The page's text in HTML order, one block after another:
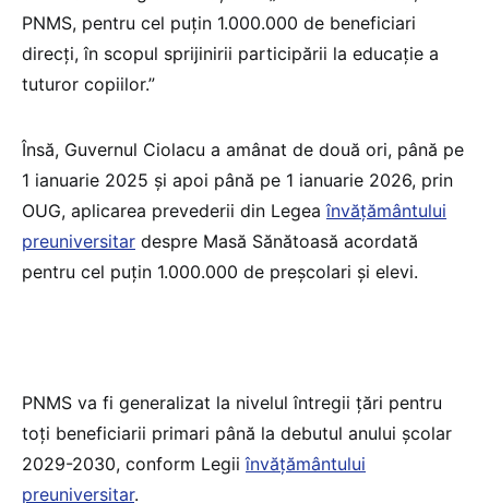
PNMS, pentru cel puțin 1.000.000 de beneficiari
direcți, în scopul sprijinirii participării la educație a
tuturor copiilor.”
Însă, Guvernul Ciolacu a amânat de două ori, până pe
1 ianuarie 2025 și apoi până pe 1 ianuarie 2026, prin
OUG, aplicarea prevederii din Legeaînvățământului
preuniversitar despre Masă Sănătoasă acordată
pentru cel puțin 1.000.000 de preșcolari și elevi.
PNMS va fi generalizat la nivelul întregii țări pentru
toți beneficiarii primari până la debutul anului școlar
2029-2030, conform Legiiînvățământului
preuniversitar.